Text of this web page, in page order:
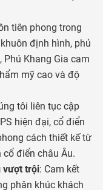
tiên phong trong
định hình, phủ
Phú Khang Gia cam
mỹ cao và độ
tôi liên tục cập
hiện đại, cổ điển
cách thiết kế từ
điển châu Âu.
vượt trội: Cam kết
phân khúc khách